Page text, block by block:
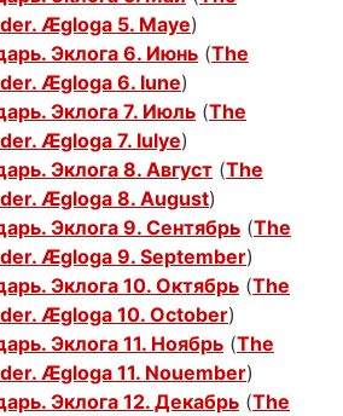
Ægloga 5. Maye)
Эклога 6. Июнь (The
Ægloga 6. Iune)
Эклога 7. Июль (The
Ægloga 7. Iulye)
Эклога 8. Август (The
Ægloga 8. August)
Эклога 9. Сентябрь (The
Ægloga 9. September)
Эклога 10. Октябрь (The
Ægloga 10. October)
Эклога 11. Ноябрь (The
Ægloga 11. Nouember)
Эклога 12. Декабрь (The